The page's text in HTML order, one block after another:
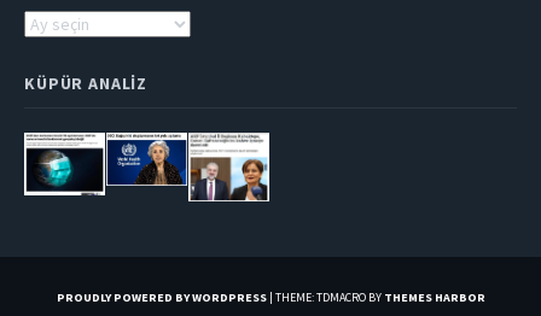
Arşivler
KÜPÜR ANALIZ
PROUDLY POWERED BY WORDPRESS THEME: TDMACRO BY THEMES HARBOR